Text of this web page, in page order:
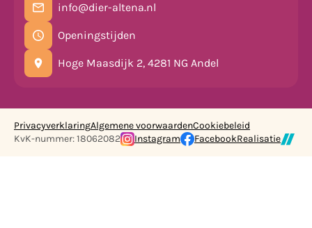
info@dier-altena.nl
Openingstijden
Hoge Maasdijk 2, 4281 NG Andel
PrivacyverklaringAlgemene voorwaardenCookiebeleid
KvK-nummer: 18062082
Instagram FacebookRealisatie